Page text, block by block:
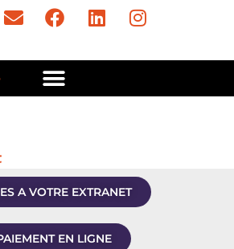
A VOTRE EXTRANET
EN LIGNE